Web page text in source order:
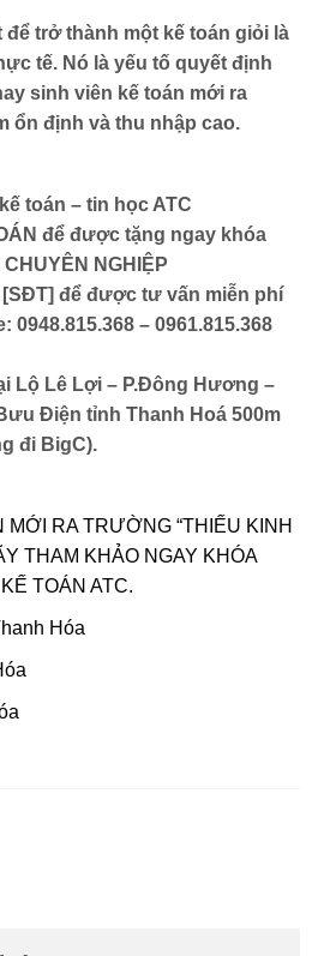
trở thành một kế toán giỏi là
tế. Nó là yếu tố quyết định
sinh viên kế toán mới ra
ổn định và thu nhập cao.
toán – tin học ATC
để được tặng ngay khóa
NGHIỆP
để được tư vấn miễn phí
– 0961.815.368
Lộ Lê Lợi – P.Đông Hương –
Điện tỉnh Thanh Hoá 500m
đi BigC).
MỚI RA TRƯỜNG “THIẾU KINH
THAM KHẢO NGAY KHÓA
TOÁN ATC.
Hóa